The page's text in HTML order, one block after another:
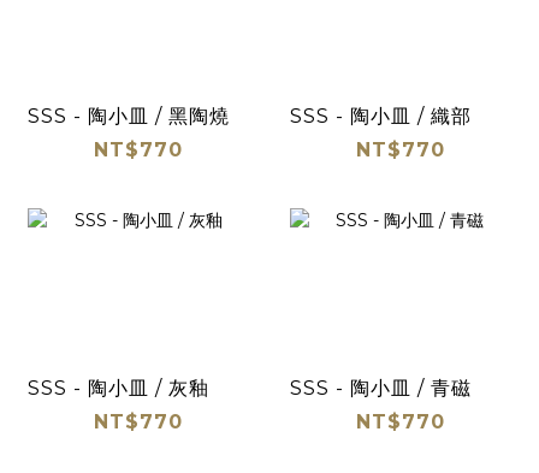
SSS - 陶小皿 / 黑陶燒
NT$770
SSS - 陶小皿 / 織部
NT$770
SSS - 陶小皿 / 灰釉
NT$770
SSS - 陶小皿 / 青磁
NT$770